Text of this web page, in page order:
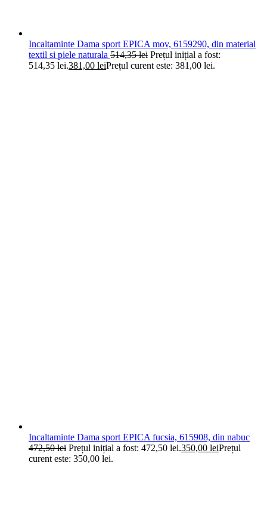
Incaltaminte Dama sport EPICA mov, 6159290, din material
textil si piele naturala 514,35lei Prețul inițial a fost:
514,35 lei.381,00 leiPrețul curent este: 381,00 lei.
Incaltaminte Dama sport EPICA fucsia, 615908, din nabuc
472,50lei Prețul inițial a fost: 472,50 lei.350,00 leiPrețul
curent este: 350,00 lei.